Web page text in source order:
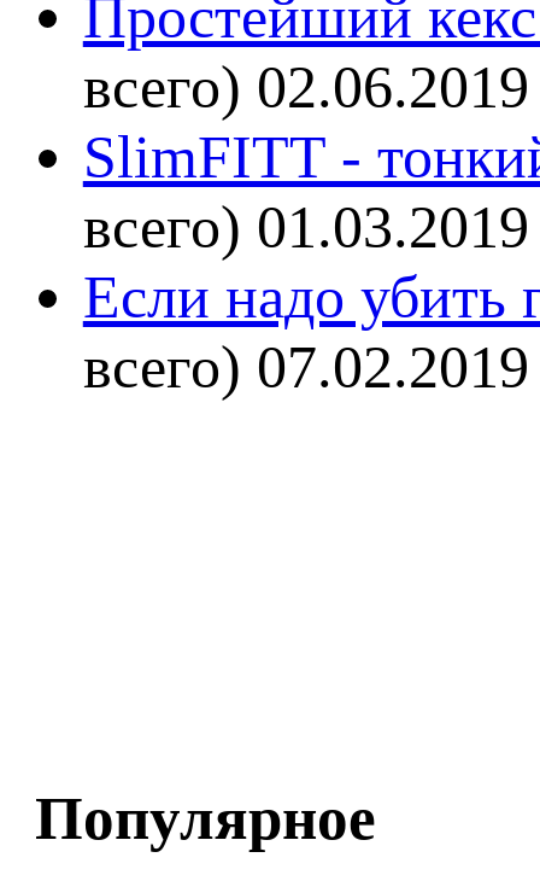
Простейший кекс
всего) 02.06.2019
SlimFITT -
всего) 01.03.2019
Если надо убить
всего) 07.02.2019
Популярное